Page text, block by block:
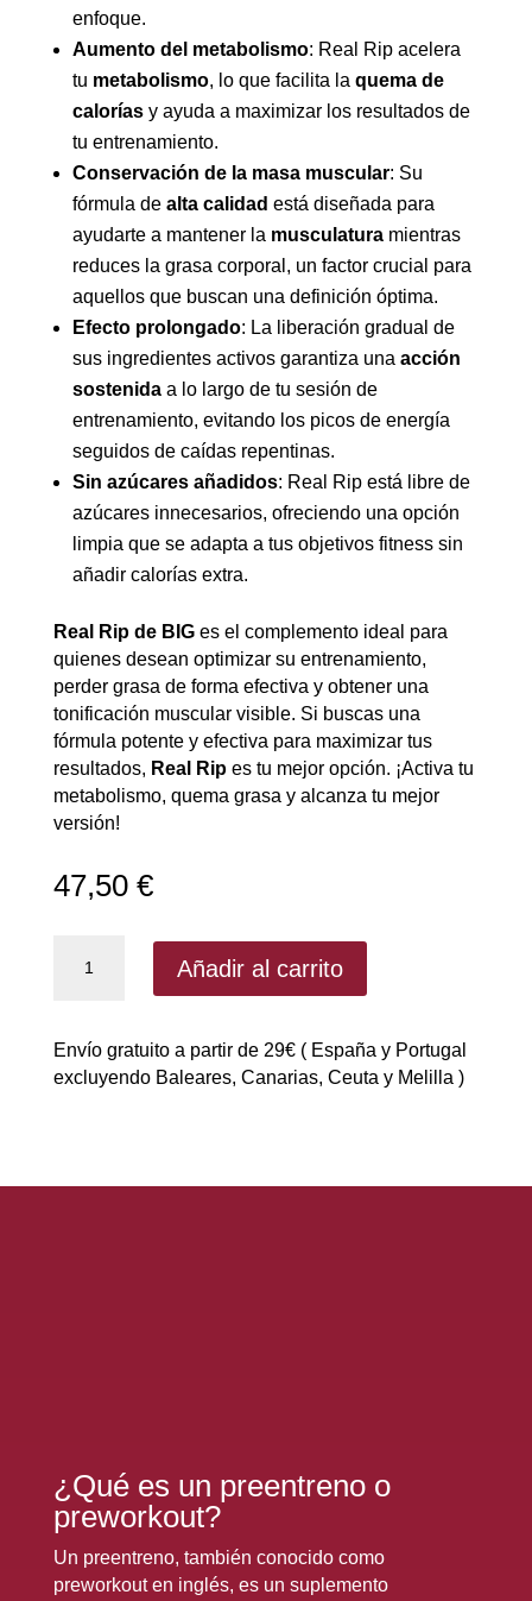
enfoque.
Aumento del metabolismo: Real Rip acelera
tu metabolismo, lo que facilita la quema de
caloríasy ayuda a maximizar los resultados de
tu entrenamiento.
Conservación de la masa muscular: Su
fórmula de alta calidad está diseñada para
ayudarte a mantener la musculaturamientras
reduces la grasa corporal, un factor crucial para
aquellos que buscan una definición óptima.
Efecto prolongado: La liberación gradual de
sus ingredientes activos garantiza una acción
sostenidaa lo largo de tu sesión de
entrenamiento, evitando los picos de energía
seguidos de caídas repentinas.
Sin azúcares añadidos: Real Rip está libre de
azúcares innecesarios, ofreciendo una opción
limpia que se adapta a tus objetivos fitness sin
añadir calorías extra.
Real Rip de BIGes el complemento ideal para
quienes desean optimizar su entrenamiento,
perder grasa de forma efectiva y obtener una
tonificación muscular visible. Si buscas una
fórmula potente y efectiva para maximizar tus
resultados, Real Ripes tu mejor opción. ¡Activa tu
metabolismo, quema grasa y alcanza tu mejor
versión!
47,50 €
260gr
| Preentreno
Añadir al carrito
Envío gratuito a partir de 29€ ( España y Portugal
excluyendo Baleares, Canarias, Ceuta y Melilla )
¿Qué es un preentreno o
preworkout?
Un preentreno, también conocido como
preworkout en inglés, es un suplemento